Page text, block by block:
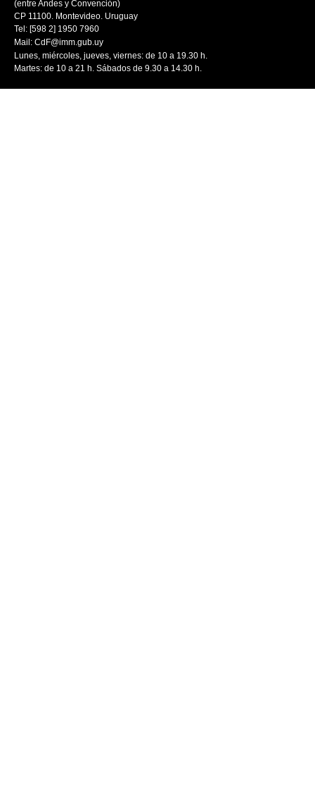
(entre Andes y Convención)
CP 11100. Montevideo. Uruguay
Tel: [598 2] 1950 7960
Mail: CdF@imm.gub.uy
Lunes, miércoles, jueves, viernes: de 10 a 19.30 h.
Martes: de 10 a 21 h. Sábados de 9.30 a 14.30 h.